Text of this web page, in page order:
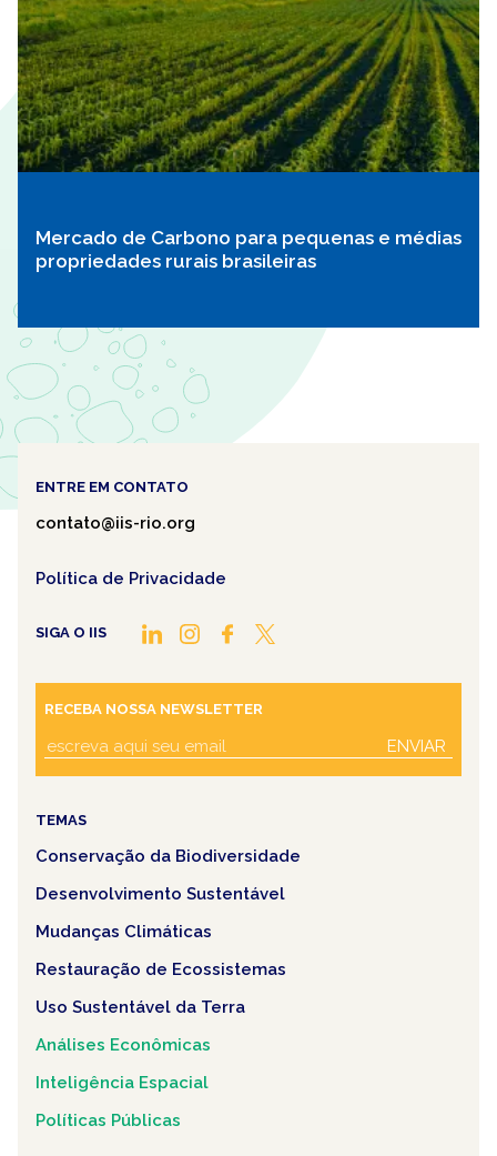
Mercado de Carbono para pequenas e médias
propriedades rurais brasileiras
ENTRE EM CONTATO
contato@iis-rio.org
Política de Privacidade
SIGA O IIS
RECEBA NOSSA NEWSLETTER
ENVIAR
TEMAS
Conservação da Biodiversidade
Desenvolvimento Sustentável
Mudanças Climáticas
Restauração de Ecossistemas
Uso Sustentável da Terra
Análises Econômicas
Inteligência Espacial
Políticas Públicas